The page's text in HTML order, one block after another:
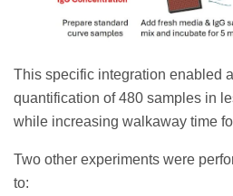
This specific integration enabled
quantification of 480 samples in
while increasing walkaway time
Two other experiments were
to: